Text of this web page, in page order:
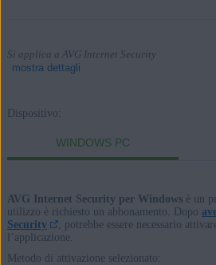
Si applica a AVG Internet Security
mostra dettagli
Prodotti:
Sistemi operativi:
Windows e macOS
Dispositivo:
WINDOWS PC
AVG Internet Security per Windowsè un
utilizzo è richiesto un abbonamento. Dopo
Security
, potrebbe essere necessario
l’applicazione.
Metodo di attivazione selezionato: